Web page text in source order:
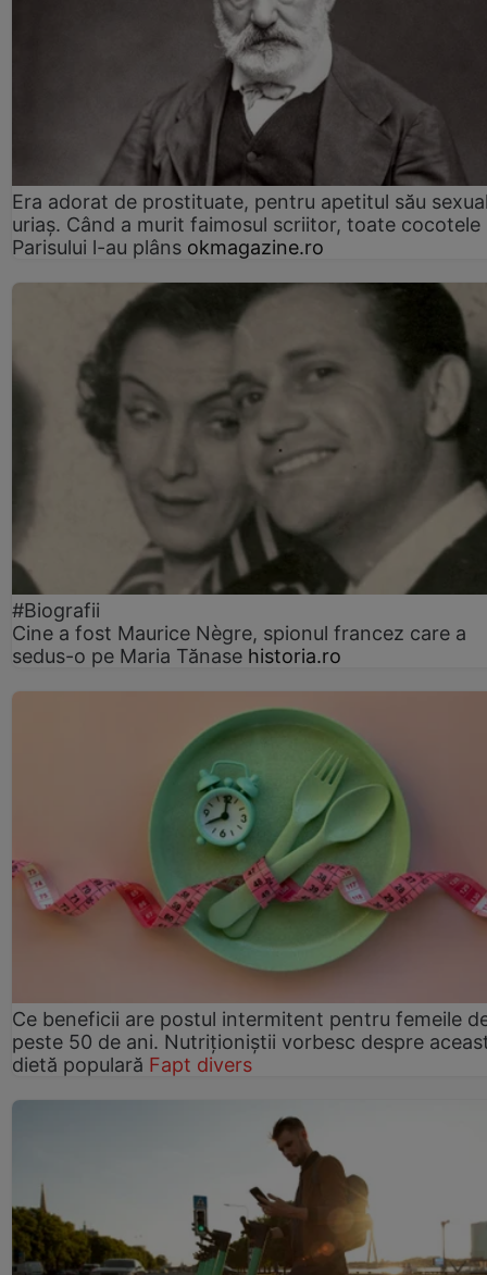
Era adorat de prostituate, pentru apetitul său
uriaș. Când a murit faimosul scriitor, toate cocotele
Parisului l-au plâns okmagazine.ro
#Biografii
Cine a fost Maurice Nègre, spionul francez care a
sedus-o pe Maria Tănase historia.ro
Ce beneficii are postul intermitent pentru femeile
peste 50 de ani. Nutriționiștii vorbesc despre
dietă populară Fapt divers